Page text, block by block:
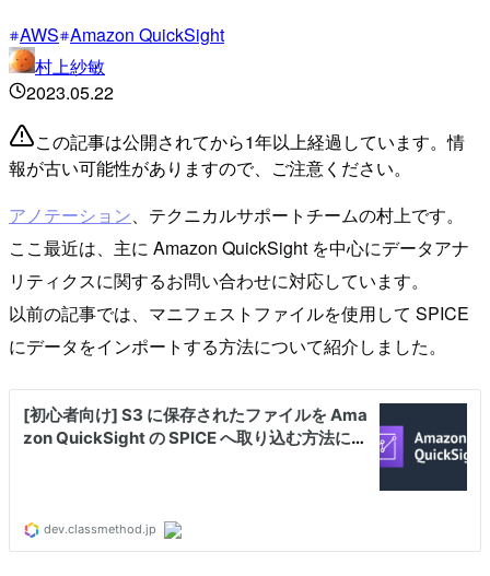
AWS Amazon QuickSight
村上紗敏
2023.05.22
この記事は公開されてから1年以上経過しています。情
報が古い可能性がありますので、ご注意ください。
アノテーション 、テクニカルサポートチームの村上です。
ここ最近は、主に Amazon QuickSight を中心にデータアナ
リティクスに関するお問い合わせに対応しています。
以前の記事では、マニフェストファイルを使用して SPICE
にデータをインポートする方法について紹介しました。